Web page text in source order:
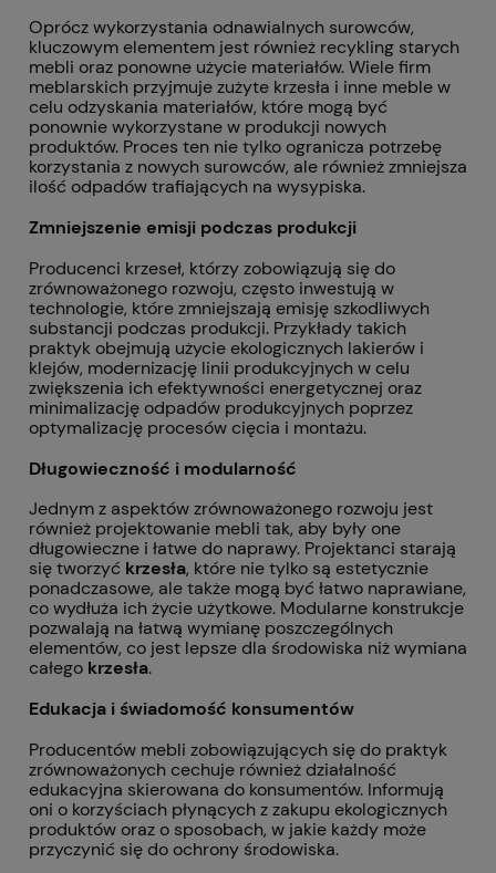
Oprócz wykorzystania odnawialnych surowców,
kluczowym elementem jest również recykling starych
mebli oraz ponowne użycie materiałów. Wiele firm
meblarskich przyjmuje zużyte krzesła i inne meble w
celu odzyskania materiałów, które mogą być
ponownie wykorzystane w produkcji nowych
produktów. Proces ten nie tylko ogranicza potrzebę
korzystania z nowych surowców, ale również zmniejsza
ilość odpadów trafiających na wysypiska.
Zmniejszenie emisji podczas produkcji
Producenci krzeseł, którzy zobowiązują się do
zrównoważonego rozwoju, często inwestują w
technologie, które zmniejszają emisję szkodliwych
substancji podczas produkcji. Przykłady takich
praktyk obejmują użycie ekologicznych lakierów i
klejów, modernizację linii produkcyjnych w celu
zwiększenia ich efektywności energetycznej oraz
minimalizację odpadów produkcyjnych poprzez
optymalizację procesów cięcia i montażu.
Długowieczność i modularność
Jednym z aspektów zrównoważonego rozwoju jest
również projektowanie mebli tak, aby były one
długowieczne i łatwe do naprawy. Projektanci starają
się tworzyć krzesła, które nie tylko są estetycznie
ponadczasowe, ale także mogą być łatwo naprawiane,
co wydłuża ich życie użytkowe. Modularne konstrukcje
pozwalają na łatwą wymianę poszczególnych
elementów, co jest lepsze dla środowiska niż wymiana
całego krzesła.
Edukacja i świadomość konsumentów
Producentów mebli zobowiązujących się do praktyk
zrównoważonych cechuje również działalność
edukacyjna skierowana do konsumentów. Informują
oni o korzyściach płynących z zakupu ekologicznych
produktów oraz o sposobach, w jakie każdy może
przyczynić się do ochrony środowiska.